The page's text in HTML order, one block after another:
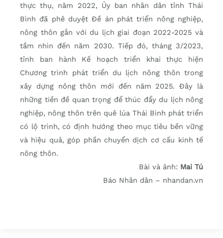
thực thụ, năm 2022, Ủy ban nhân dân tỉnh Thái
Bình đã phê duyệt Đề án phát triển nông nghiệp,
nông thôn gắn với du lịch giai đoạn 2022-2025 và
tầm nhìn đến năm 2030. Tiếp đó, tháng 3/2023,
tỉnh ban hành Kế hoạch triển khai thực hiện
Chương trình phát triển du lịch nông thôn trong
xây dựng nông thôn mới đến năm 2025. Đây là
những tiền đề quan trọng để thúc đẩy du lịch nông
nghiệp, nông thôn trên quê lúa Thái Bình phát triển
có lộ trình, có định hướng theo mục tiêu bền vững
và hiệu quả, góp phần chuyển dịch cơ cấu kinh tế
nông thôn.
Bài và ảnh: Mai Tú
Báo Nhân dân – nhandan.vn